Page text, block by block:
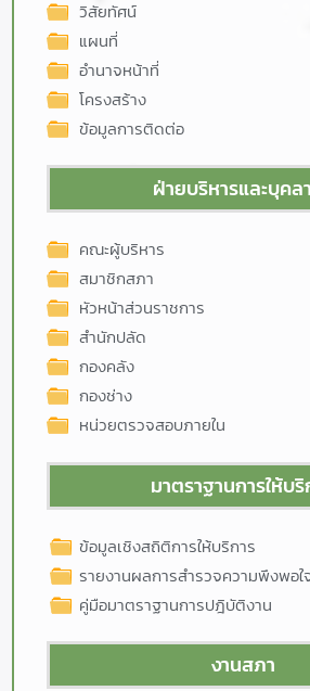
วิสัยทัศน์
แผนที่
อำนาจหน้าที่
โครงสร้าง
ข้อมูลการติดต่อ
ฝ่ายบริหารและบุคล
คณะผู้บริหาร
สมาชิกสภา
หัวหน้าส่วนราชการ
สำนักปลัด
กองคลัง
กองช่าง
หน่วยตรวจสอบภายใน
มาตราฐานการให้บริ
ข้อมูลเชิงสถิติการให้บริการ
รายงานผลการสำรวจความพึงพอใ
คู่มือมาตราฐานการปฎิบัติงาน
งานสภา